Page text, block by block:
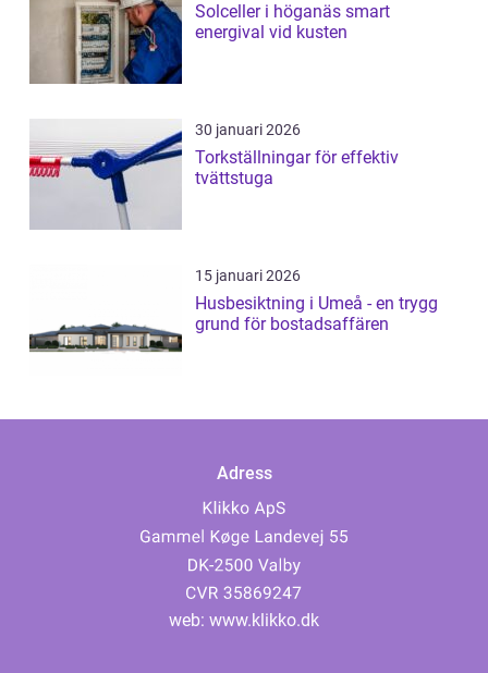
Solceller i höganäs smart
energival vid kusten
30 januari 2026
Torkställningar för effektiv
tvättstuga
15 januari 2026
Husbesiktning i Umeå - en trygg
grund för bostadsaffären
Adress
web: www.klikko.dk